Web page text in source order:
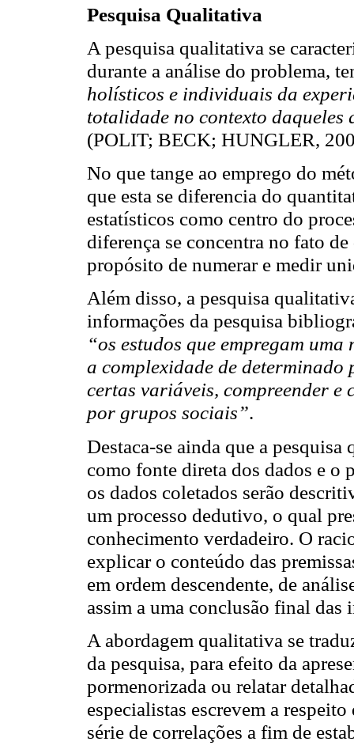
Pesquisa Qualitativa
A pesquisa qualitativa se
durante a análise do problema,
holísticos e individuais da
totalidade no contexto daqueles
(POLIT; BECK; HUNGLER,
No que tange ao emprego do
que esta se diferencia do
estatísticos como centro do
diferença se concentra no fato
propósito de numerar e medir
Além disso, a pesquisa
informações da pesquisa
“os estudos que empregam
a complexidade de
certas variáveis, compreender
por grupos sociais”.
Destaca-se ainda que a
como fonte direta dos dados e
os dados coletados serão
um processo dedutivo, o qual
conhecimento verdadeiro. O
explicar o conteúdo das
em ordem descendente, de
assim a uma conclusão final
A abordagem qualitativa se
da pesquisa, para efeito da
pormenorizada ou relatar
especialistas escrevem a
série de correlações a fim de